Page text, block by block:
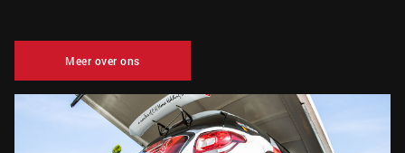
Meer over ons